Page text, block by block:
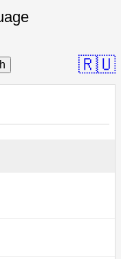
🇷🇺